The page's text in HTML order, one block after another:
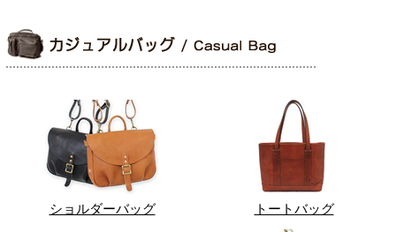
ショルダーバッグ トートバッグ